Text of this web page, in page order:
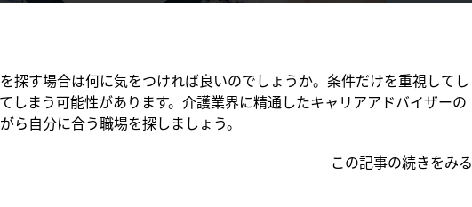
探す場合は何に気をつければ良いのでしょうか。条件だけを重視してし
しまう可能性があります。介護業界に精通したキャリアアドバイザーの
ら自分に合う職場を探しましょう。
この記事の続きをみる